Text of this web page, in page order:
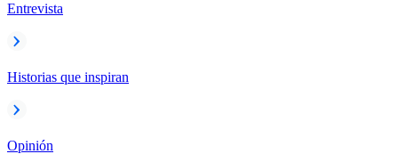
Entrevista
Historias que inspiran
Opinión